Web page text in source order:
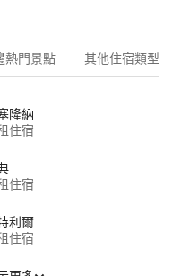
熱門景點 其他住宿類型
隆納
住宿
住宿
利爾
住宿